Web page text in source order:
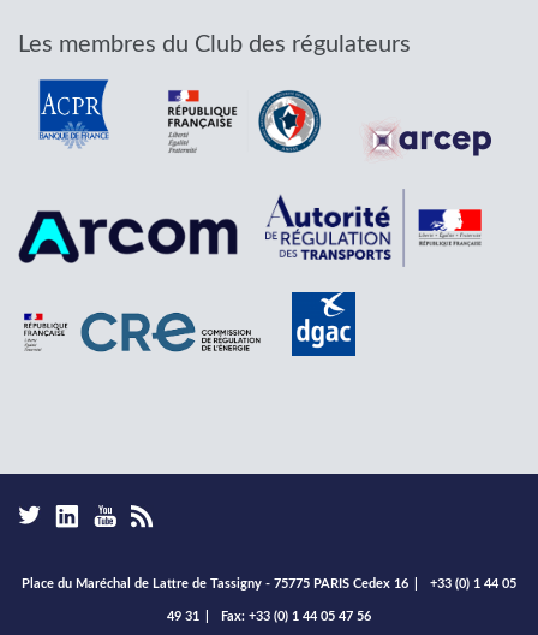
Les membres du Club des régulateurs
Place du Maréchal de Lattre de Tassigny - 75775 PARIS Cedex 16 +33 (0) 1 44 05
49 31 Fax: +33 (0) 1 44 05 47 56